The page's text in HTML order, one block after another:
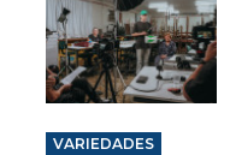
VARIEDADES